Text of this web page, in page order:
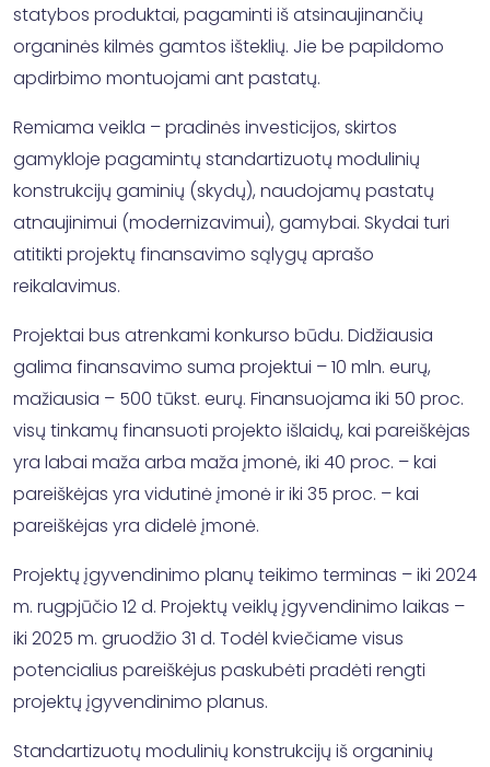
statybos produktai, pagaminti iš atsinaujinančių
organinės kilmės gamtos išteklių. Jie be papildomo
apdirbimo montuojami ant pastatų.
Remiama veikla – pradinės investicijos, skirtos
gamykloje pagamintų standartizuotų modulinių
konstrukcijų gaminių (skydų), naudojamų pastatų
atnaujinimui (modernizavimui), gamybai. Skydai turi
atitikti projektų finansavimo sąlygų aprašo
reikalavimus.
Projektai bus atrenkami konkurso būdu. Didžiausia
galima finansavimo suma projektui – 10 mln. eurų,
mažiausia – 500 tūkst. eurų. Finansuojama iki 50 proc.
visų tinkamų finansuoti projekto išlaidų, kai pareiškėjas
yra labai maža arba maža įmonė, iki 40 proc. – kai
pareiškėjas yra vidutinė įmonė ir iki 35 proc. – kai
pareiškėjas yra didelė įmonė.
Projektų įgyvendinimo planų teikimo terminas – iki 2024
m. rugpjūčio 12 d. Projektų veiklų įgyvendinimo laikas –
iki 2025 m. gruodžio 31 d. Todėl kviečiame visus
potencialius pareiškėjus paskubėti pradėti rengti
projektų įgyvendinimo planus.
Standartizuotų modulinių konstrukcijų iš organinių